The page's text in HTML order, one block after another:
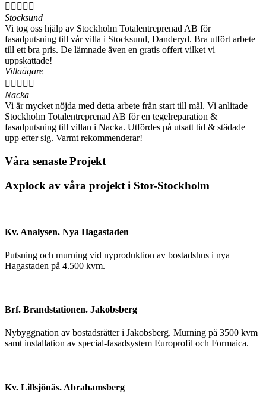
    
Stocksund
Vi tog oss hjälp av Stockholm Totalentreprenad AB för
fasadputsning till vår villa i Stocksund, Danderyd. Bra utfört arbete
till ett bra pris. De lämnade även en gratis offert vilket vi
uppskattade!
Villaägare
    
Nacka
Vi är mycket nöjda med detta arbete från start till mål. Vi anlitade
Stockholm Totalentreprenad AB för en tegelreparation &
fasadputsning till villan i Nacka. Utfördes på utsatt tid & städade
upp efter sig. Varmt rekommenderar!
Våra senaste Projekt
Axplock av våra projekt i Stor-Stockholm
Kv. Analysen. Nya Hagastaden
Putsning och murning vid nyproduktion av bostadshus i nya
Hagastaden på 4.500 kvm.
Brf. Brandstationen. Jakobsberg
Nybyggnation av bostadsrätter i Jakobsberg. Murning på 3500 kvm
samt installation av special-fasadsystem Europrofil och Formaica.
Kv. Lillsjönäs. Abrahamsberg